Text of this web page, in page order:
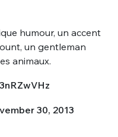
humour, un accent
un gentleman
animaux.
30, 2013